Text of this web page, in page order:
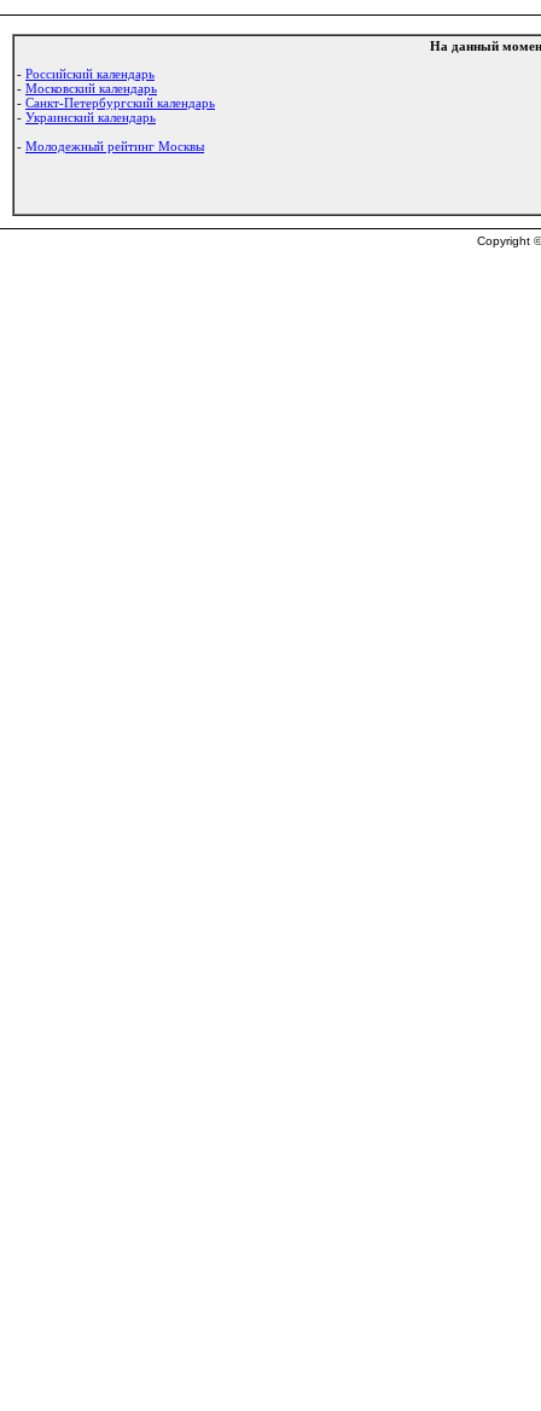
На данный
- Российский календарь
- Московский календарь
- Санкт-Петербургский календарь
- Украинский календарь
- Молодежный рейтинг Москвы
Copyright